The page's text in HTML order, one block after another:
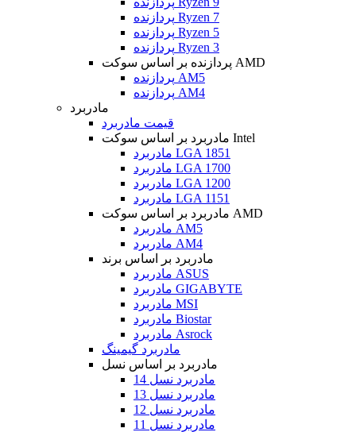
پردازنده Ryzen 7
پردازنده Ryzen 5
پردازنده Ryzen 3
پردازنده بر اساس سوکت AMD
پردازنده AM5
پردازنده AM4
مادربرد
قیمت مادربرد
مادربرد بر اساس سوکت Intel
مادربرد LGA 1851
مادربرد LGA 1700
مادربرد LGA 1200
مادربرد LGA 1151
مادربرد بر اساس سوکت AMD
مادربرد AM5
مادربرد AM4
مادربرد بر اساس برند
مادربرد ASUS
مادربرد GIGABYTE
مادربرد MSI
مادربرد Biostar
مادربرد Asrock
مادربرد گیمینگ
مادربرد بر اساس نسل
مادربرد نسل 14
مادربرد نسل 13
مادربرد نسل 12
مادربرد نسل 11